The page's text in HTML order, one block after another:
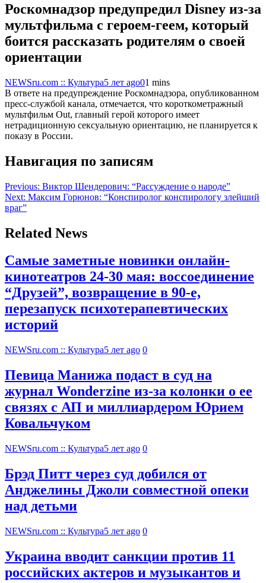
Роскомнадзор предупредил Disney из-за
мультфильма c героем-геем, который
боится рассказать родителям о своей
ориентации
NEWSru.com :: Культура5 лет ago01 mins
В ответе на предупреждение Роскомнадзора, опубликованном
пресс-службой канала, отмечается, что короткометражный
мультфильм Out, главный герой которого имеет
нетрадиционную сексуальную ориентацию, не планируется к
показу в России.
Навигация по записям
Previous: Виктор Шендерович: “Рассуждение о народе”
Next: Максим Горюнов: “Конспиролог конспирологу злейший
враг”
Related News
Самые заметные новинки онлайн-
кинотеатров 24-30 мая: воссоединение
“Друзей”, возвращение в 90-е,
перезапуск психотерапевтических
историй
NEWSru.com :: Культура5 лет ago 0
Певица Манижа подаст в суд на
журнал Wonderzine из-за колонки о ее
связях с АП и миллиардером Юрием
Ковальчуком
NEWSru.com :: Культура5 лет ago 0
Брэд Питт через суд добился от
Анджелины Джоли совместной опеки
над детьми
NEWSru.com :: Культура5 лет ago 0
Украина вводит санкции против 11
российских актеров и музыкантов и